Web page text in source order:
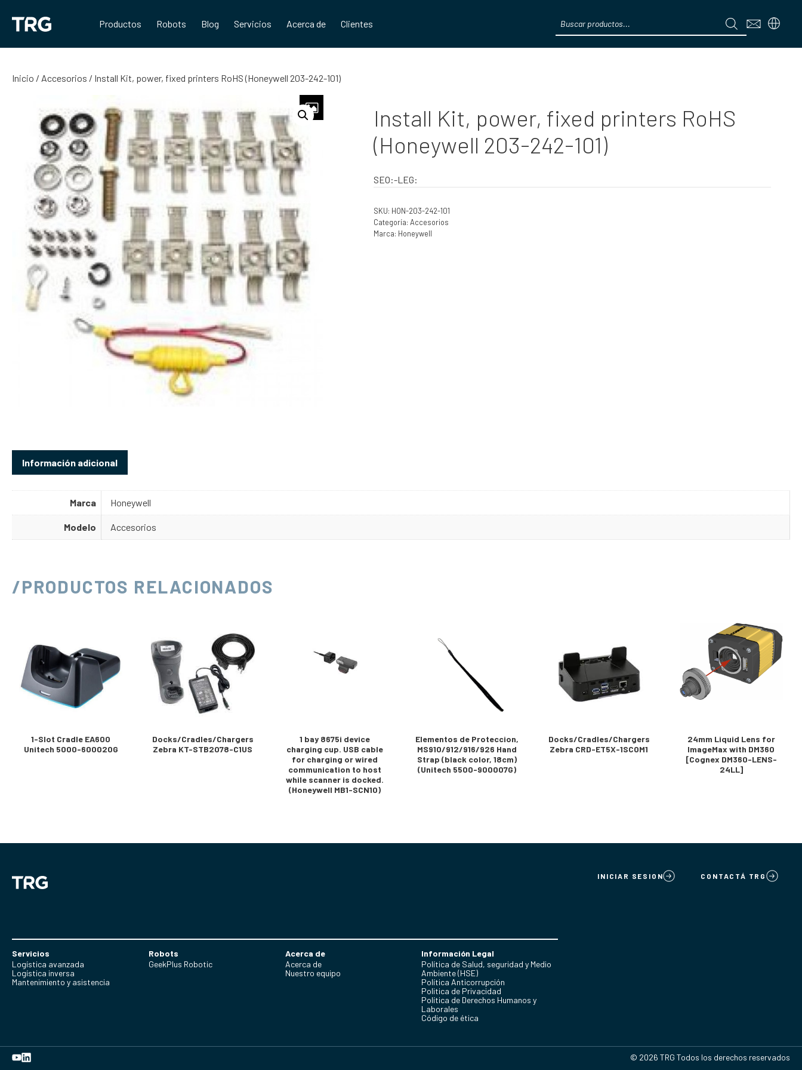
contenido
Productos Robots Blog Servicios Acerca de Clientes
search
Inicio / Accesorios / Install Kit, power, fixed printers RoHS (Honeywell 203-242-101)
Install Kit, power, fixed printers RoHS
(Honeywell 203-242-101)
SEO:-LEG:
SKU: HON-203-242-101
Categoría: Accesorios
Marca: Honeywell
Información adicional
Marca Honeywell
Modelo Accesorios
/PRODUCTOS RELACIONADOS
1-Slot Cradle EA600
Unitech 5000-600020G
Docks/Cradles/Chargers
Zebra KT-STB2078-C1US
1 bay 8675i device
charging cup. USB cable
for charging or wired
communication to host
while scanner is docked.
(Honeywell MB1-SCN10)
Elementos de Proteccion,
MS910/912/916/926 Hand
Strap (black color, 18cm)
(Unitech 5500-900007G)
Docks/Cradles/Chargers
Zebra CRD-ET5X-1SCOM1
24mm Liquid Lens for
ImageMax with DM360
[Cognex DM360-LENS-
24LL]
INICIAR SESION CONTACTÁ TRG
Servicios
Logística avanzada
Logística inversa
Mantenimiento y asistencia
Robots
GeekPlus Robotic
Acerca de
Acerca de
Nuestro equipo
Información Legal
Política de Salud, seguridad y Medio
Ambiente (HSE)
Política Anticorrupción
Politica de Privacidad
Política de Derechos Humanos y
Laborales
Código de ética
© 2026 TRG Todos los derechos reservados